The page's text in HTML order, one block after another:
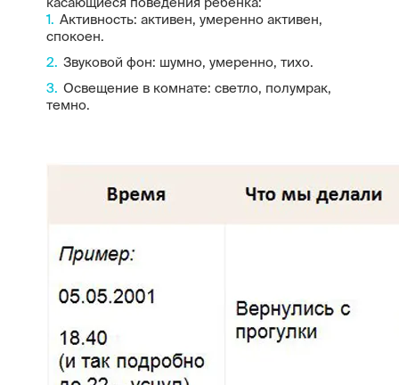
Активность: активен, умеренно активен,
спокоен.
Звуковой фон: шумно, умеренно, тихо.
Освещение в комнате: светло, полумрак,
темно.